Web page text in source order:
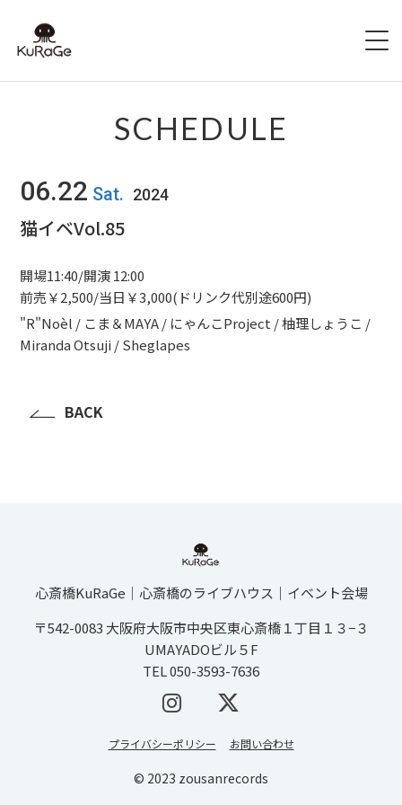
SCHEDULE
HALL INFO
FAQ
SCHEDULE
06.22 Sat. 2024
猫イベVol.85
開場11:40/開演 12:00
前売￥2,500/当日￥3,000(ドリンク代別途600円)
"R"Noèl / こま＆MAYA / にゃんこProject / 柚理しょうこ /
Miranda Otsuji / Sheglapes
BACK
心斎橋KuRaGe│心斎橋のライブハウス│イベント会場
〒542-0083 大阪府大阪市中央区東心斎橋１丁目１３−３
UMAYADOビル５F
TEL 050-3593-7636
プライバシーポリシー お問い合わせ
© 2023 zousanrecords